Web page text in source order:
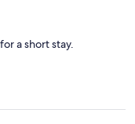
a short stay.